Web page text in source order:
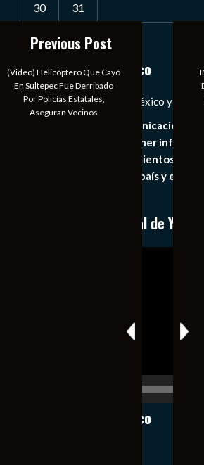
30 31
« Jul
Notiexpress de México
Las Noticias Diarias de México y el
Somos un medio de comunicación
principal objetivo mantener
general de los acontecimientos mas
importantes de nuestro país y el
Conoce nuestro canal de YouTube
Notiexpress de México
Previous Post
(video) Helicóptero Que Cayó
En Sultepec Fue Derribado
Por Policías Estatales,
Aseguran Vecinos